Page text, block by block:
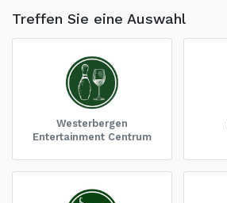
Treffen Sie eine Auswahl
Westerbergen
Entertainment Centrum